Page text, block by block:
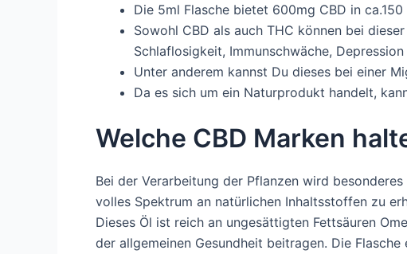
Die 5ml Flasche bietet 600mg CBD in
Sowohl CBD als auch THC können bei
Schlaflosigkeit, Immunschwäche,
Unter anderem kannst Du dieses bei einer
Da es sich um ein Naturprodukt handelt,
Welche CBD Marken
Bei der Verarbeitung der Pflanzen wird
volles Spektrum an natürlichen Inhaltsstoffen zu
Dieses Öl ist reich an ungesättigten Fettsäuren
der allgemeinen Gesundheit beitragen. Die